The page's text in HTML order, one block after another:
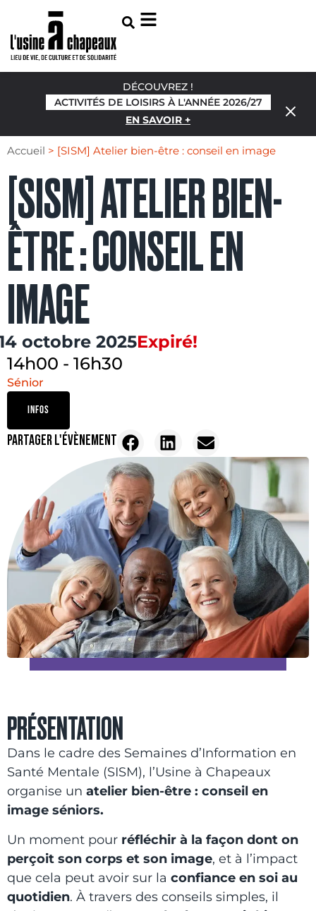
DÉCOUVREZ !
ACTIVITÉS DE LOISIRS À L'ANNÉE 2026/27
EN SAVOIR +
Accueil > [SISM] Atelier bien-être : conseil en image
[SISM] ATELIER BIEN-
ÊTRE : CONSEIL EN
IMAGE
octobre 2025Expiré!
14h00 - 16h30
Sénior
INFOS
PARTAGER L'ÉVÈNEMENT
PRÉSENTATION
Dans le cadre des Semaines d’Information en
Santé Mentale (SISM), l’Usine à Chapeaux
organise un atelier bien-être : conseil en
image séniors.
Un moment pour réfléchir à la façon dont on
perçoit son corps et son image, et à l’impact
que cela peut avoir sur la confiance en soi au
quotidien. À travers des conseils simples, il